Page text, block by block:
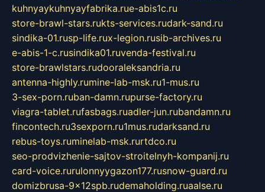
kuhnyaykuhnyayfabrika.rue-abis1c.ru
store-brawl-stars.rukts-services.rudark-sand.ru
sindika-01.rusp-life.rux-legion.rusib-archives.ru
e-abis-1-c.rusindika01.ruvenda-festival.ru
store-brawlstars.rudooraleksandria.ru
antenna-highly.rumine-lab-msk.ru1-mus.ru
3-sex-porn.ruban-damn.rupurse-factory.ru
viagra-tablet.rufasbags.ruadler-jun.rubandamn.ru
fincontech.ru3sexporn.ru1mus.rudarksand.ru
rebus-toys.ruminelab-msk.rurtdco.ru
seo-prodvizhenie-sajtov-stroitelnyh-kompanij.ru
card-voice.rurulonnyygazon177.rusnow-guard.ru
domizbrusa-9x12spb.rudemaholding.ruaalse.ru